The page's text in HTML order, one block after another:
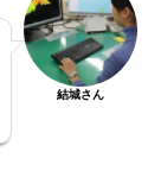
結城さん